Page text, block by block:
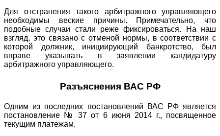
Для отстранения такого арбитражного управляющего
необходимы веские причины. Примечательно, что
подобные случаи стали реже фиксироваться. На наш
взгляд, это связано с отменой нормы, в соответствии с
которой должник, инициирующий банкротство, был
вправе указывать в заявлении кандидатуру
арбитражного управляющего.
Разъяснения ВАС РФ
Одним из последних постановлений ВАС РФ является
постановление № 37 от 6 июня 2014 г., посвященное
текущим платежам.